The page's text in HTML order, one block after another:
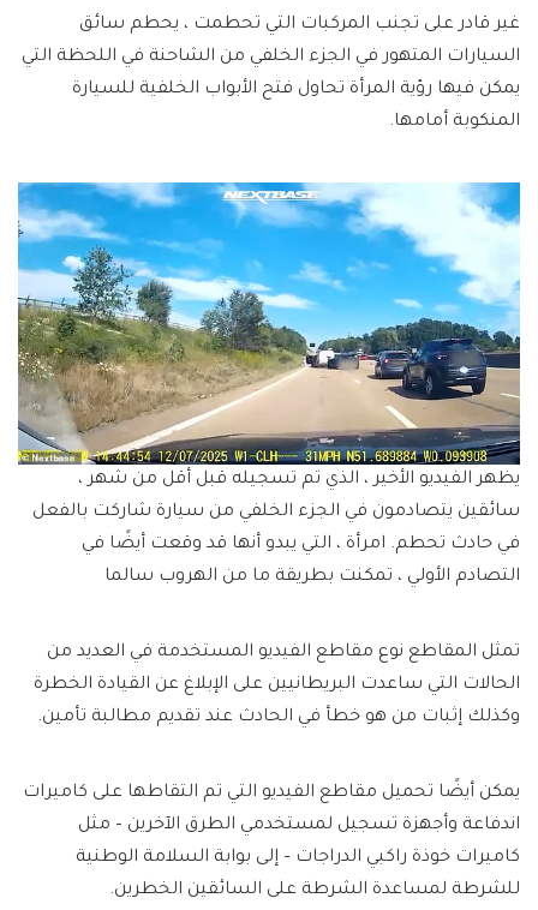
غير قادر على تجنب المركبات التي تحطمت ، يحطم سائق
السيارات المتهور في الجزء الخلفي من الشاحنة في اللحظة التي
يمكن فيها رؤية المرأة تحاول فتح الأبواب الخلفية للسيارة
المنكوبة أمامها.
يظهر الفيديو الأخير ، الذي تم تسجيله قبل أقل من شهر ،
سائقين يتصادمون في الجزء الخلفي من سيارة شاركت بالفعل
في حادث تحطم. امرأة ، التي يبدو أنها قد وقعت أيضًا في
التصادم الأولي ، تمكنت بطريقة ما من الهروب سالما
تمثل المقاطع نوع مقاطع الفيديو المستخدمة في العديد من
الحالات التي ساعدت البريطانيين على الإبلاغ عن القيادة الخطرة
وكذلك إثبات من هو خطأ في الحادث عند تقديم مطالبة تأمين.
يمكن أيضًا تحميل مقاطع الفيديو التي تم التقاطها على كاميرات
اندفاعة وأجهزة تسجيل لمستخدمي الطرق الآخرين – مثل
كاميرات خوذة راكبي الدراجات – إلى بوابة السلامة الوطنية
للشرطة لمساعدة الشرطة على السائقين الخطرين.